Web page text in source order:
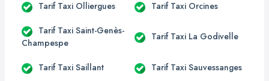
Tarif Taxi Olliergues Tarif Taxi Orcines
Tarif Taxi Saint-Genès-
Champespe
Tarif Taxi La Godivelle
Tarif Taxi Saillant Tarif Taxi Sauvessanges